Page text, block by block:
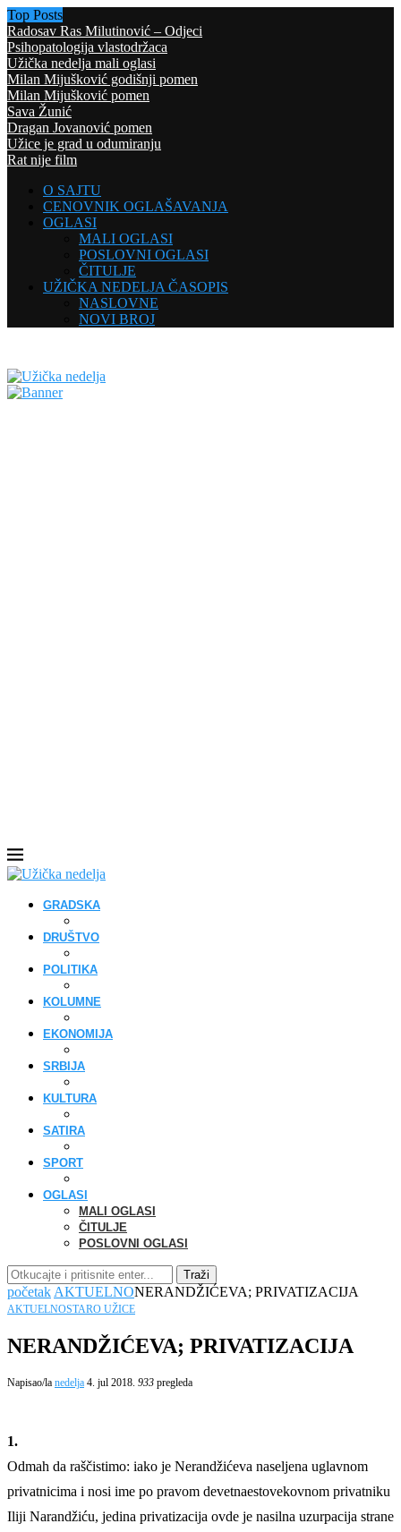
Top Posts
Radosav Ras Milutinović – Odjeci
Psihopatologija vlastodržaca
Užička nedelja mali oglasi
Milan Mijušković godišnji pomen
Milan Mijušković pomen
Sava Žunić
Dragan Jovanović pomen
Užice je grad u odumiranju
Rat nije film
O SAJTU
CENOVNIK OGLAŠAVANJA
OGLASI
MALI OGLASI
POSLOVNI OGLASI
ČITULJE
UŽIČKA NEDELJA ČASOPIS
NASLOVNE
NOVI BROJ
GRADSKA
DRUŠTVO
POLITIKA
KOLUMNE
EKONOMIJA
SRBIJA
KULTURA
SATIRA
SPORT
OGLASI
MALI OGLASI
ČITULJE
POSLOVNI OGLASI
Traži
početak AKTUELNONERANDŽIĆEVA; PRIVATIZACIJA
AKTUELNOSTARO UŽICE
NERANDŽIĆEVA; PRIVATIZACIJA
Napisao/la nedelja 4. jul 2018. 933 pregleda
1.
Odmah da raščistimo: iako je Nerandžićeva naseljena uglavnom
privatnicima i nosi ime po pravom devetnaestovekovnom privatniku
Iliji Narandžiću, jedina privatizacija ovde je nasilna uzurpacija strane